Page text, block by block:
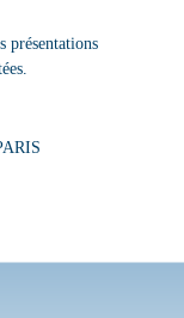
présentations